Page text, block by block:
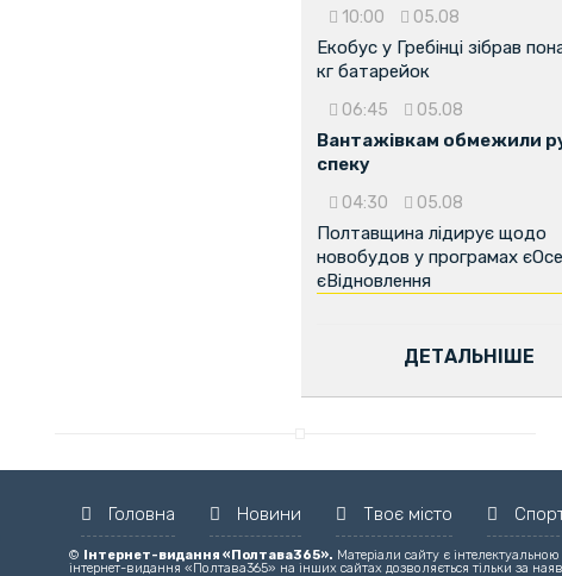
10:00 05.08
Екобус у Гребінці зібрав
кг батарейок
06:45 05.08
Вантажівкам обмежили
спеку
04:30 05.08
Полтавщина лідирує щодо
новобудов у програмах
єВідновлення
ДЕТАЛЬНІШЕ
Головна Новини Твоє місто
© Інтернет-видання «Полтава365». Матеріали сайту є
інтернет-видання «Полтава365» на інших сайтах дозволяється тільки за